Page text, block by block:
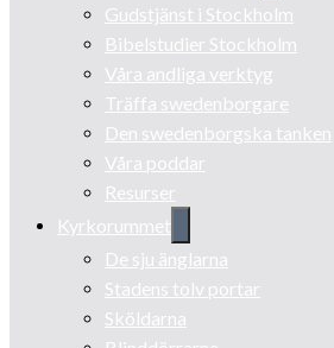
Gudstjänst i Stockholm
Bibelstudier Stockholm
Våra andliga verktyg
Träffa swedenborgare
Den swedenborgska tanken
Våra poddar
Resurser
Kyrkorummet
De sju änglarna
Stadens tolv portar
Sköldarna